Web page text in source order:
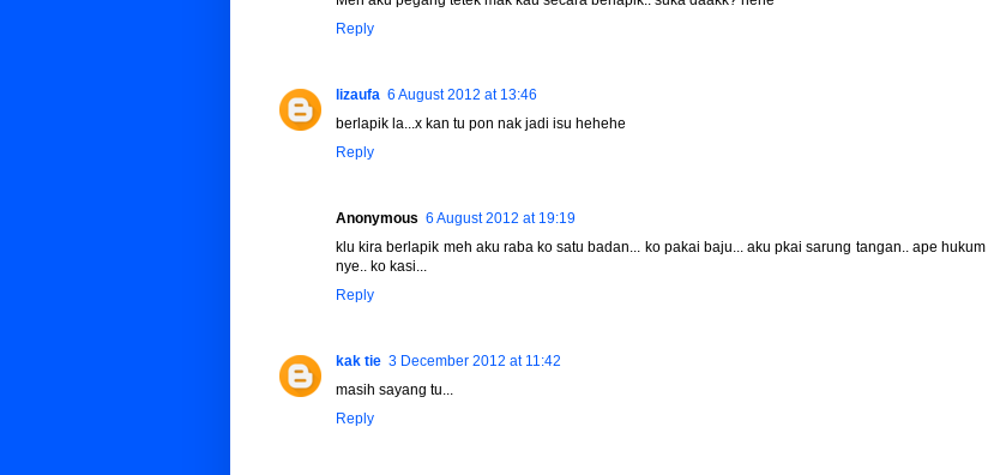
Reply
lizaufa 6 August 2012 at 13:46
berlapik la...x kan tu pon nak jadi isu hehehe
Reply
Anonymous 6 August 2012 at 19:19
klu kira berlapik meh aku raba ko satu badan... ko pakai baju... aku pkai sarung tangan.. ape hukum
nye.. ko kasi...
Reply
kak tie 3 December 2012 at 11:42
masih sayang tu...
Reply